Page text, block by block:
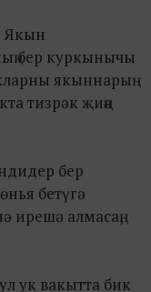
Якын
бер куркынычы
якыннарың
тизрәк җиңә
бер
бетүгә
ирешә алмасаң,
ук вакытта бик